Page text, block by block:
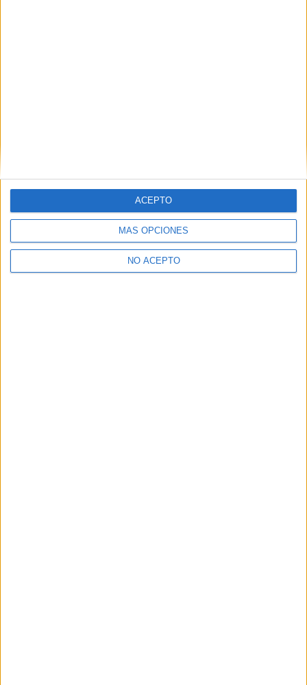
MÁS OPCIONES
NO ACEPTO
ACEPTO